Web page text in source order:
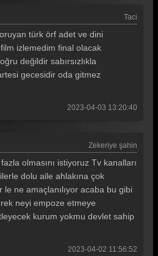
Taci
türk örf adet ve dini
izlemedim final olacak
değildir sabırsızlıkla
gecesidir oda gitmez
2023-04-03 13:20:40
Zekeriye şahin
olmasını istiyoruz Tv kanalları
dolu aile ahlakına çok
ne amaçlanılıyor acaba bu gibi
neyi empoze etmeye
kurum yokmu devlet sahip
2023-04-02 11:56:52